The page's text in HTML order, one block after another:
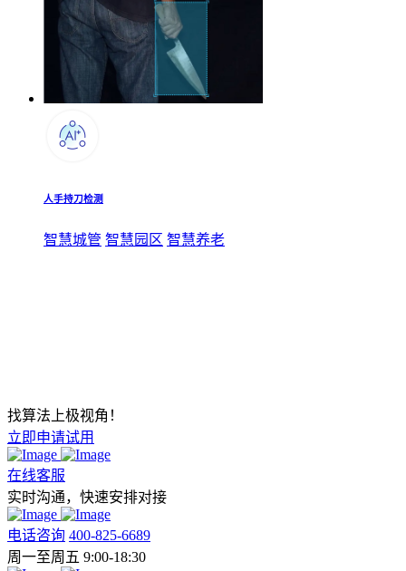
人手持刀检测
智慧城管 智慧园区 智慧养老
找算法上极视角！
立即申请试用
在线客服
实时沟通，快速安排对接
电话咨询 400-825-6689
周一至周五 9:00-18:30